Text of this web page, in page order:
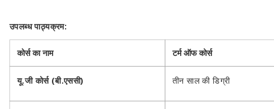
उपलब्ध पाठ्यक्रम:
कोर्स का नाम टर्म ऑफ कोर्स
यू.जी कोर्स (बी.एससी) तीन साल की डिग्री